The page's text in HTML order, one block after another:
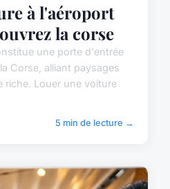
à l'aéroport
la corse
une porte d'entrée
Corse, alliant paysages
riche. Louer une voiture
5 min de lecture →